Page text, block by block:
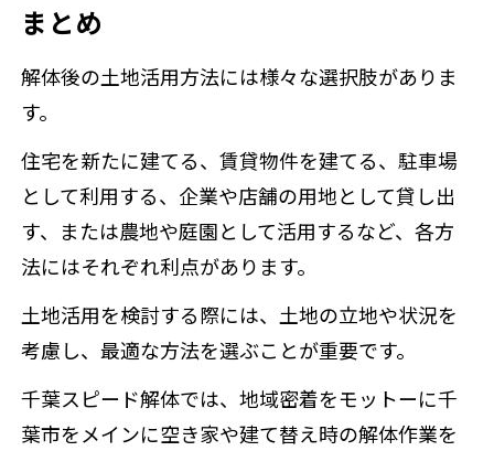
まとめ
解体後の土地活用方法には様々な選択肢がありま
す。
住宅を新たに建てる、賃貸物件を建てる、駐車場
として利用する、企業や店舗の用地として貸し出
す、または農地や庭園として活用するなど、各方
法にはそれぞれ利点があります。
土地活用を検討する際には、土地の立地や状況を
考慮し、最適な方法を選ぶことが重要です。
千葉スピード解体では、地域密着をモットーに千
葉市をメインに空き家や建て替え時の解体作業を